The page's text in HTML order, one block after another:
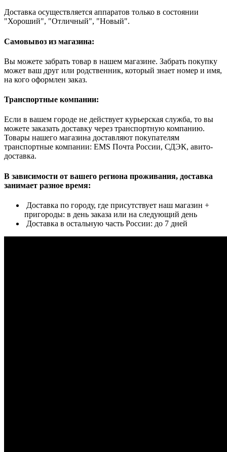
Доставка осуществляется аппаратов только в состоянии
"Хороший", "Отличный", "Новый".
Самовывоз из магазина:
Вы можете забрать товар в нашем магазине. Забрать покупку
может ваш друг или родственник, который знает номер и имя,
на кого оформлен заказ.
Транспортные компании:
Если в вашем городе не действует курьерская служба, то вы
можете заказать доставку через транспортную компанию.
Товары нашего магазина доставляют покупателям
транспортные компании: EMS Почта России, СДЭК, авито-
доставка.
В зависимости от вашего региона проживания, доставка
занимает разное время:
Доставка по городу, где присутствует наш магазин +
пригороды: в день заказа или на следующий день
Доставка в остальную часть России: до 7 дней